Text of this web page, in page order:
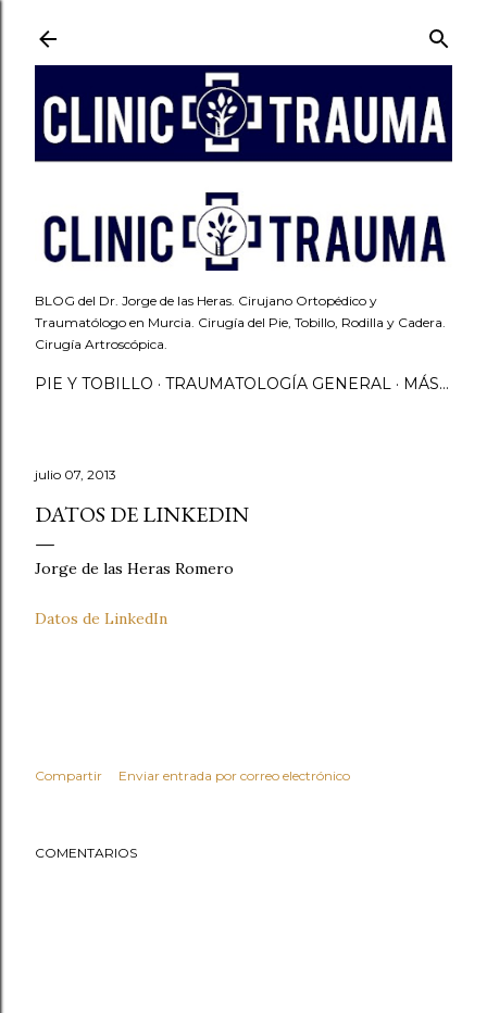
BLOG del Dr. Jorge de las Heras. Cirujano Ortopédico y
Traumatólogo en Murcia. Cirugía del Pie, Tobillo, Rodilla y Cadera.
Cirugía Artroscópica.
PIE Y TOBILLO TRAUMATOLOGÍA GENERAL MÁS…
julio 07, 2013
DATOS DE LINKEDIN
Jorge de las Heras Romero
Datos de LinkedIn
Compartir Enviar entrada por correo electrónico
COMENTARIOS